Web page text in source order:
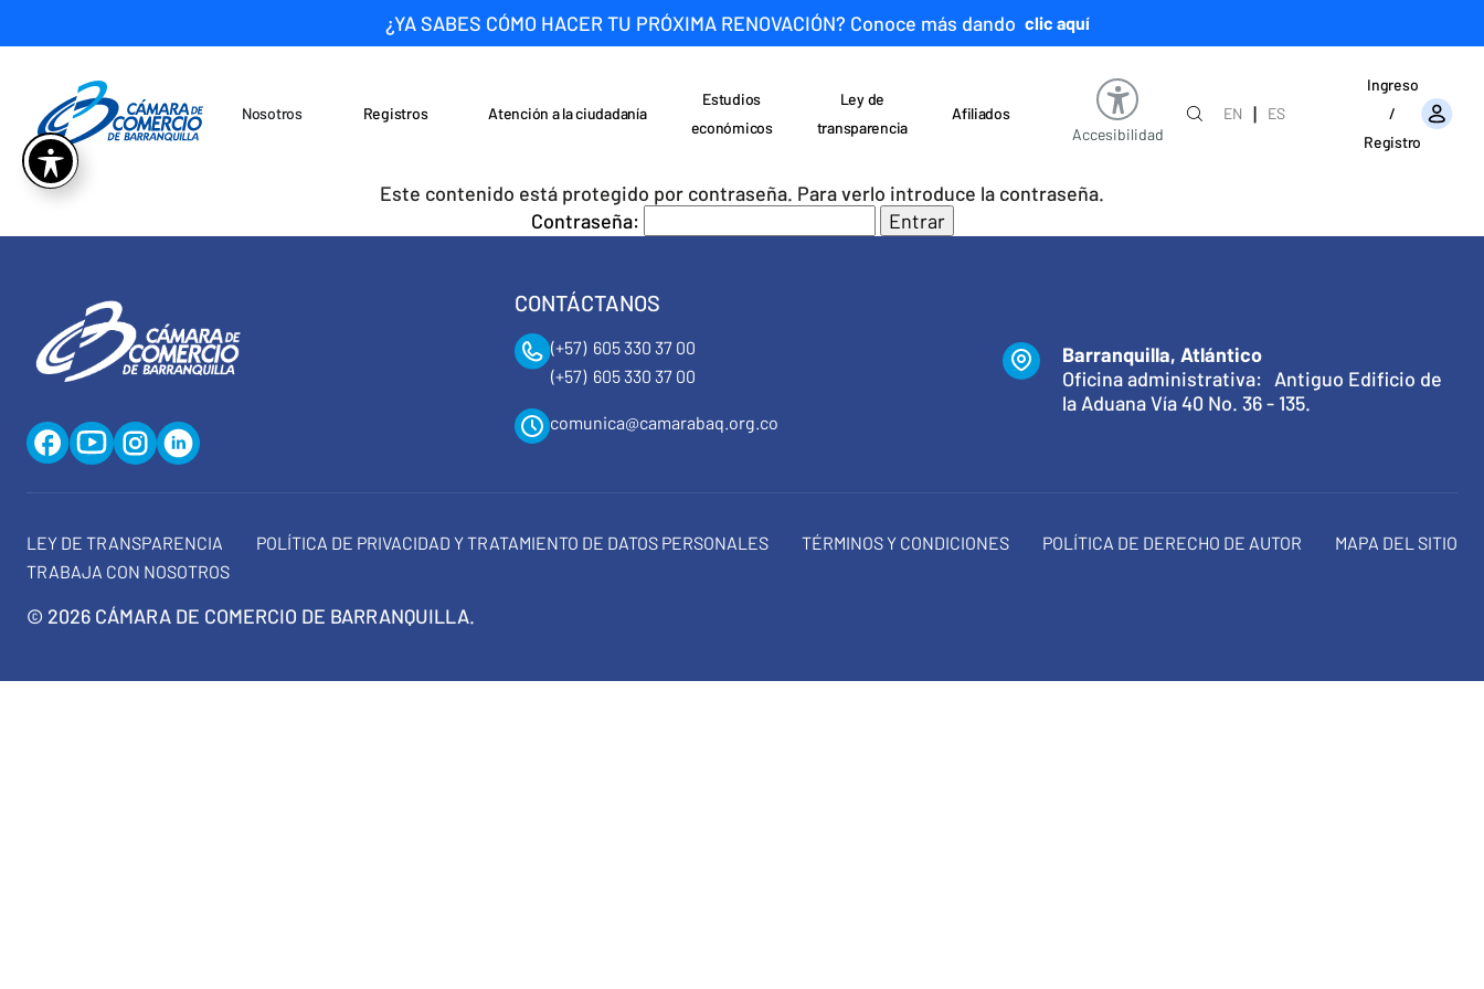
¿YA SABES CÓMO HACER TU PRÓXIMA RENOVACIÓN? Conoce más dando clic aquí
Nosotros Registros
Atención a la ciudadanía
Estudios
económicos
Ley de
transparencia
Afiliados
Accesibilidad
EN |
ES
Ingreso
/
Registro
Este contenido está protegido por contraseña. Para verlo introduce la contraseña.
Contraseña:
CONTÁCTANOS
(+57) 605 330 37 00
(+57) 605 330 37 00
comunica@camarabaq.org.co
Barranquilla, Atlántico
Oficina administrativa: Antiguo Edificio de
la Aduana Vía 40 No. 36 - 135.
LEY DE TRANSPARENCIA POLÍTICA DE PRIVACIDAD Y TRATAMIENTO DE DATOS PERSONALES TÉRMINOS Y CONDICIONES POLÍTICA DE DERECHO DE AUTOR
MAPA DEL SITIO
TRABAJA CON NOSOTROS
© 2026 CÁMARA DE COMERCIO DE BARRANQUILLA.